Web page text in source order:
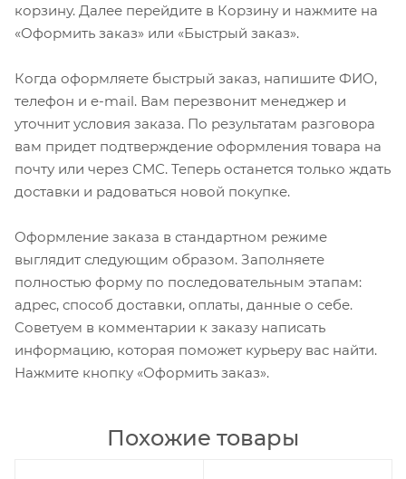
корзину. Далее перейдите в Корзину и нажмите на
«Оформить заказ» или «Быстрый заказ».
Когда оформляете быстрый заказ, напишите ФИО,
телефон и e-mail. Вам перезвонит менеджер и
уточнит условия заказа. По результатам разговора
вам придет подтверждение оформления товара на
почту или через СМС. Теперь останется только ждать
доставки и радоваться новой покупке.
Оформление заказа в стандартном режиме
выглядит следующим образом. Заполняете
полностью форму по последовательным этапам:
адрес, способ доставки, оплаты, данные о себе.
Советуем в комментарии к заказу написать
информацию, которая поможет курьеру вас найти.
Нажмите кнопку «Оформить заказ».
Похожие товары